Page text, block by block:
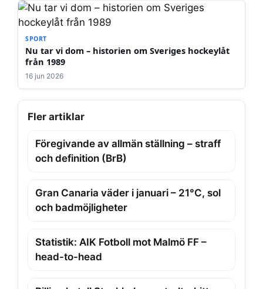
SPORT
Nu tar vi dom – historien om Sveriges hockeylåt
från 1989
16 jun 2026
Fler artiklar
Föregivande av allmän ställning – straff
och definition (BrB)
Gran Canaria väder i januari – 21°C, sol
och badmöjligheter
Statistik: AIK Fotboll mot Malmö FF –
head-to-head